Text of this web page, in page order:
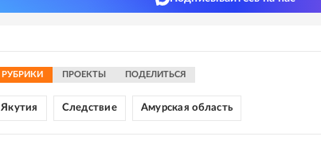
РУБРИКИ ПРОЕКТЫ ПОДЕЛИТЬСЯ
Якутия Следствие Амурская область